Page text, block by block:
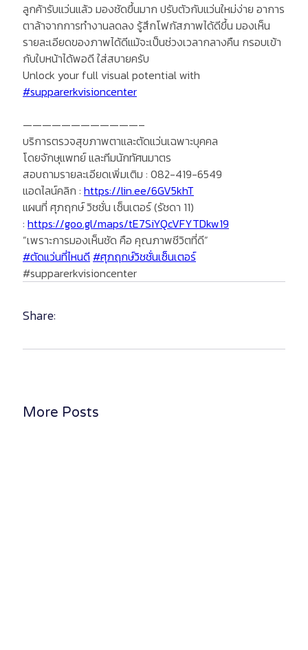
ลูกค้ารับแว่นแล้ว มองชัดขึ้นมาก ปรับตัวกับแว่นใหม่ง่าย อาการ
ตาล้าจากการทำงานลดลง รู้สึกโฟกัสภาพได้ดีขึ้น มองเห็น
รายละเอียดของภาพได้ดีแม้จะเป็นช่วงเวลากลางคืน กรอบเข้า
กับใบหน้าได้พอดี ใส่สบายครับ
Unlock your full visual potential with
#supparerkvisioncenter
————————————–
บริการตรวจสุขภาพตาและตัดแว่นเฉพาะบุคคล
โดยจักษุแพทย์ และทีมนักทัศนมาตร
สอบถามรายละเอียดเพิ่มเติม : 082-419-6549
แอดไลน์คลิก : https://lin.ee/6GV5khT
แผนที่ ศุภฤกษ์ วิชชั่น เซ็นเตอร์ (รัชดา 11)
: https://goo.gl/maps/tE7SiYQcVFYTDkw19
”เพราะการมองเห็นชัด คือ คุณภาพชีวิตที่ดี”
#ตัดแว่นที่ไหนดี #ศุภฤกษ์วิชชั่นเซ็นเตอร์
#supparerkvisioncenter
Share:
More Posts